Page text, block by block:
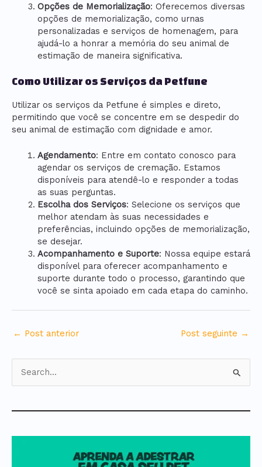
Opções de Memorialização: Oferecemos diversas
opções de memorialização, como urnas
personalizadas e serviços de homenagem, para
ajudá-lo a honrar a memória do seu animal de
estimação de maneira significativa.
Como Utilizar os Serviços da Petfune
Utilizar os serviços da Petfune é simples e direto,
permitindo que você se concentre em se despedir do
seu animal de estimação com dignidade e amor.
Agendamento: Entre em contato conosco para
agendar os serviços de cremação. Estamos
disponíveis para atendê-lo e responder a todas
as suas perguntas.
Escolha dos Serviços: Selecione os serviços que
melhor atendam às suas necessidades e
preferências, incluindo opções de memorialização,
se desejar.
Acompanhamento e Suporte: Nossa equipe estará
disponível para oferecer acompanhamento e
suporte durante todo o processo, garantindo que
você se sinta apoiado em cada etapa do caminho.
← Post anterior Post seguinte →
s